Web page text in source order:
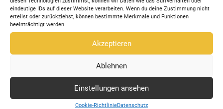
eindeutige IDs auf dieser Website verarbeiten. Wenn du deine Zustimmung nicht
erteilst oder zurückziehst, können bestimmte Merkmale und Funktionen
beeinträchtigt werden.
Akzeptieren
Ablehnen
Einstellungen ansehen
Cookie-RichtlinieDatenschutz